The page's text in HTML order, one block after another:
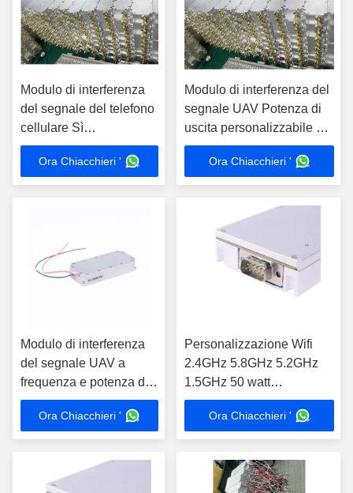
Modulo di interferenza
del segnale del telefono
cellulare Sì
Certificazione FCC e
modulo di interferenza
del segnale UAV
Ora Chiacchieri '
Modulo di interferenza del
segnale UAV Potenza di
uscita personalizzabile e
interferente del segnale
GPSOra Chiacchieri '
Modulo di interferenza
del segnale UAV a
frequenza e potenza di
uscita personalizzato
Ora Chiacchieri '
Personalizzazione Wifi
2.4GHz 5.8GHz 5.2GHz
1.5GHz 50 watt
amplificatore a larga
banda Ham Radio di
frequenza ultraelevata rf di
VHF di 100 watt
Ora Chiacchieri '